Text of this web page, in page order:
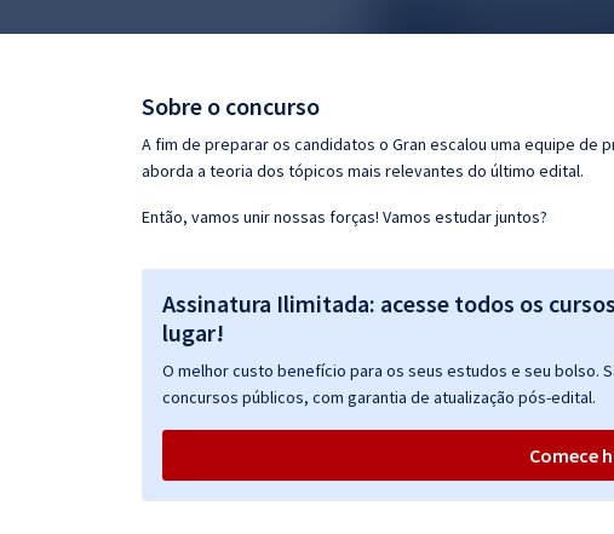
Conteúdo gratuito
Sobre o concurso
A fim de preparar os candidatos o Gran escalou uma equipe
aborda a teoria dos tópicos mais relevantes do último edital.
Então, vamos unir nossas forças! Vamos estudar juntos?
Assinatura Ilimitada: acesse todos os
lugar!
O melhor custo benefício para os seus estudos e seu bolso.
concursos públicos, com garantia de atualização pós-edital.
Comece